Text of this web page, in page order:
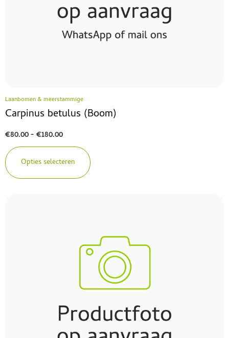
Laanbomen & meerstammige
Carpinus betulus (Boom)
€80.00-€180.00
Opties selecteren